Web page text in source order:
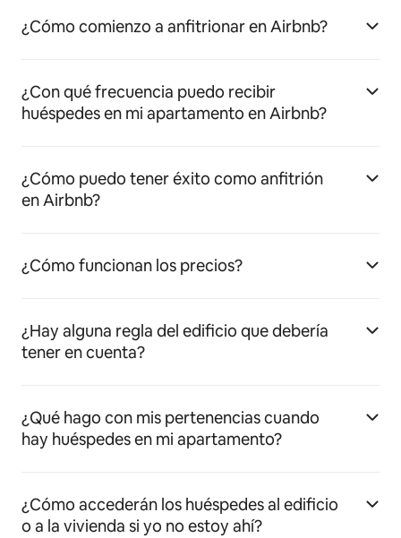
¿Cómo comienzo a anfitrionar en Airbnb?
¿Con qué frecuencia puedo recibir
huéspedes en mi apartamento en Airbnb?
¿Cómo puedo tener éxito como anfitrión
en Airbnb?
¿Cómo funcionan los precios?
¿Hay alguna regla del edificio que debería
tener en cuenta?
¿Qué hago con mis pertenencias cuando
hay huéspedes en mi apartamento?
¿Cómo accederán los huéspedes al edificio
o a la vivienda si yo no estoy ahí?